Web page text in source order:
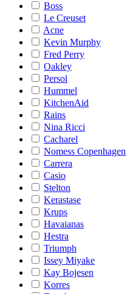
Boss
Le Creuset
Acne
Kevin Murphy
Fred Perry
Oakley
Persol
Hummel
KitchenAid
Rains
Nina Ricci
Cacharel
Nomess Copenhagen
Carrera
Casio
Stelton
Kerastase
Krups
Havaianas
Hestra
Triumph
Issey Miyake
Kay Bojesen
Korres